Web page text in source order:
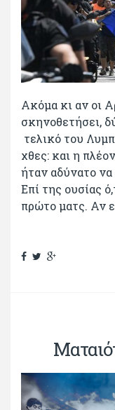
Ακόμα κι αν οι
σκηνοθετήσει,
τελικό του
χθες: και η
ήταν αδύνατο να
Επί της ουσίας
πρώτο ματς. Αν